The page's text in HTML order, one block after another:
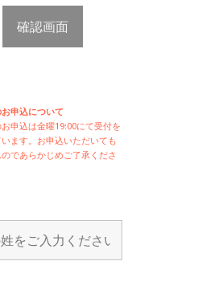
確認画面
申込について
申込は金曜19:00にて受付を
ます。お申込いただいても
であらかじめご了承くださ